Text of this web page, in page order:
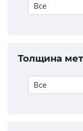
Все
Толщина
Все